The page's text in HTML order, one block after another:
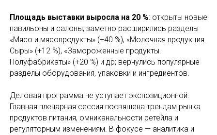
Площадь выставки выросла на 20 %: открыты новые
павильоны и салоны; заметно расширились разделы
«Мясо и мясопродукты» (+40 %), «Молочная продукция.
Сыры» (+12 %), «Замороженные продукты.
Полуфабрикаты» (+20 %) и др; вернулись популярные
разделы оборудования, упаковки и ингредиентов.
Деловая программа не уступает экспозиционной.
Главная пленарная сессия посвящена трендам рынка
продуктов питания, омниканальности ретейла и
регуляторным изменениям. В фокусе — аналитика и